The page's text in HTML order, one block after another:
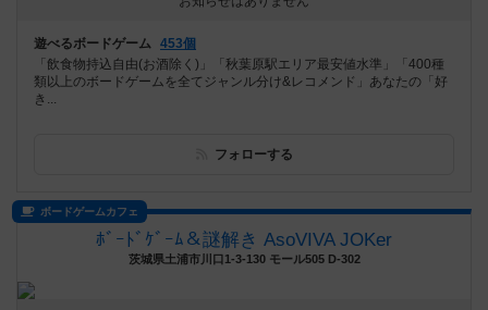
遊べるボードゲーム 453個
「飲食物持込自由(お酒除く)」「秋葉原駅エリア最安値水準」「400種
類以上のボードゲームを全てジャンル分け&レコメンド」あなたの「好
き...
フォローする
ボードゲームカフェ
ﾎﾞｰﾄﾞｹﾞｰﾑ＆謎解き AsoVIVA JOKer
茨城県土浦市川口1-3-130 モール505 D-302